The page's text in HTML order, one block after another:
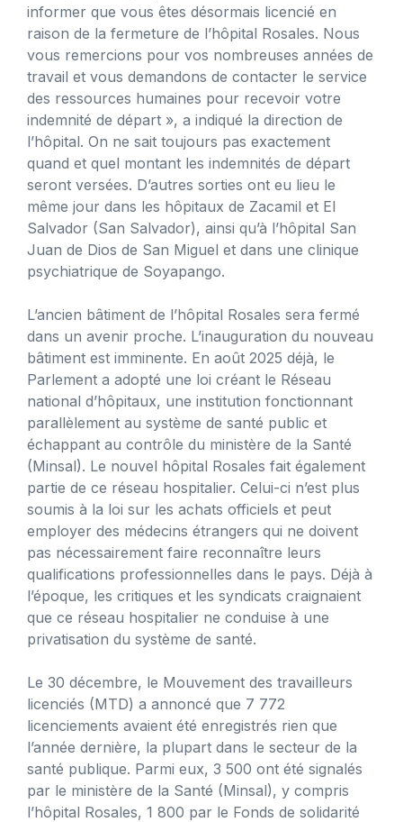
informer que vous êtes désormais licencié en
raison de la fermeture de l’hôpital Rosales. Nous
vous remercions pour vos nombreuses années de
travail et vous demandons de contacter le service
des ressources humaines pour recevoir votre
indemnité de départ », a indiqué la direction de
l’hôpital. On ne sait toujours pas exactement
quand et quel montant les indemnités de départ
seront versées. D’autres sorties ont eu lieu le
même jour dans les hôpitaux de Zacamil et El
Salvador (San Salvador), ainsi qu’à l’hôpital San
Juan de Dios de San Miguel et dans une clinique
psychiatrique de Soyapango.
L’ancien bâtiment de l’hôpital Rosales sera fermé
dans un avenir proche. L’inauguration du nouveau
bâtiment est imminente. En août 2025 déjà, le
Parlement a adopté une loi créant le Réseau
national d’hôpitaux, une institution fonctionnant
parallèlement au système de santé public et
échappant au contrôle du ministère de la Santé
(Minsal). Le nouvel hôpital Rosales fait également
partie de ce réseau hospitalier. Celui-ci n’est plus
soumis à la loi sur les achats officiels et peut
employer des médecins étrangers qui ne doivent
pas nécessairement faire reconnaître leurs
qualifications professionnelles dans le pays. Déjà à
l’époque, les critiques et les syndicats craignaient
que ce réseau hospitalier ne conduise à une
privatisation du système de santé.
Le 30 décembre, le Mouvement des travailleurs
licenciés (MTD) a annoncé que 7 772
licenciements avaient été enregistrés rien que
l’année dernière, la plupart dans le secteur de la
santé publique. Parmi eux, 3 500 ont été signalés
par le ministère de la Santé (Minsal), y compris
l’hôpital Rosales, 1 800 par le Fonds de solidarité